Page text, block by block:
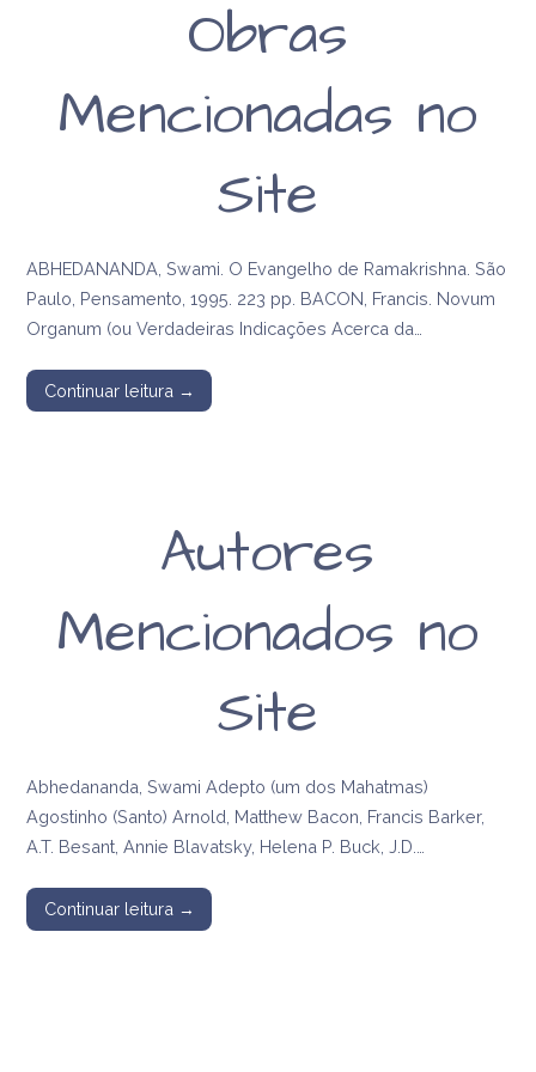
religiosa de Anna
Kingsford e
Edward Maitland
Obras
Mencionadas no
Site
ABHEDANANDA, Swami. O Evangelho de Ramakrishna. São
Paulo, Pensamento, 1995. 223 pp. BACON, Francis. Novum
Organum (ou Verdadeiras Indicações Acerca da…
Continuar leitura →
Autores
Mencionados no
Site
Abhedananda, Swami Adepto (um dos Mahatmas)
Agostinho (Santo) Arnold, Matthew Bacon, Francis Barker,
A.T. Besant, Annie Blavatsky, Helena P. Buck, J.D.…
Continuar leitura →